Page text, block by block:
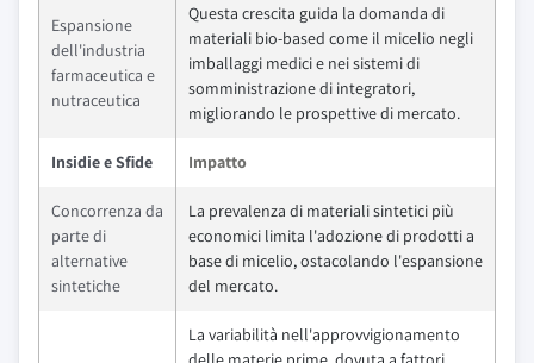
Espansione
dell'industria
farmaceutica e
nutraceutica
Questa crescita guida la domanda di
materiali bio-based come il micelio negli
imballaggi medici e nei sistemi di
somministrazione di integratori,
migliorando le prospettive di mercato.
Insidie e Sfide Impatto
Concorrenza da
parte di
alternative
sintetiche
La prevalenza di materiali sintetici più
economici limita l'adozione di prodotti a
base di micelio, ostacolando l'espansione
del mercato.
La variabilità nell'approvvigionamento